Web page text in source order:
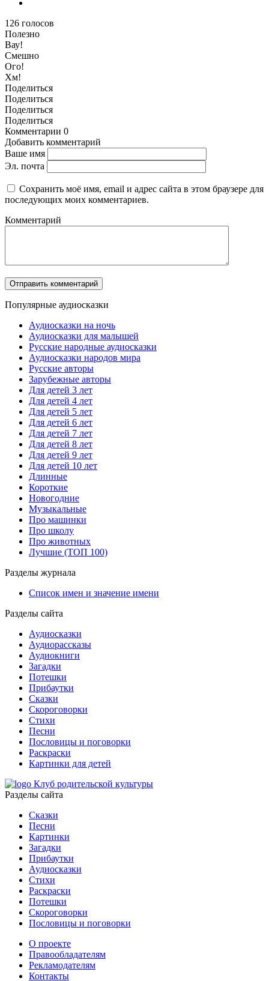
126 голосов
Полезно
Вау!
Смешно
Ого!
Хм!
Поделиться
Поделиться
Поделиться
Поделиться
Комментарии 0
Добавить комментарий
Ваше имя
Эл. почта
Сохранить моё имя, email и адрес сайта в этом браузере для
последующих моих комментариев.
Комментарий
Популярные аудиосказки
Аудиосказки на ночь
Аудиосказки для малышей
Русские народные аудиосказки
Аудиосказки народов мира
Русские авторы
Зарубежные авторы
Для детей 3 лет
Для детей 4 лет
Для детей 5 лет
Для детей 6 лет
Для детей 7 лет
Для детей 8 лет
Для детей 9 лет
Для детей 10 лет
Длинные
Короткие
Новогодние
Музыкальные
Про машинки
Про школу
Про животных
Лучшие (ТОП 100)
Разделы журнала
Список имен и значение имени
Разделы сайта
Аудиосказки
Аудиорассказы
Аудиокниги
Загадки
Потешки
Прибаутки
Сказки
Скороговорки
Стихи
Песни
Пословицы и поговорки
Раскраски
Картинки для детей
Клуб родительской культуры
Разделы сайта
Сказки
Песни
Картинки
Загадки
Прибаутки
Аудиосказки
Стихи
Раскраски
Потешки
Скороговорки
Пословицы и поговорки
О проекте
Правообладателям
Рекламодателям
Контакты